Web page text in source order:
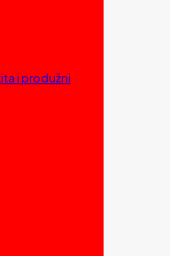
i produžni